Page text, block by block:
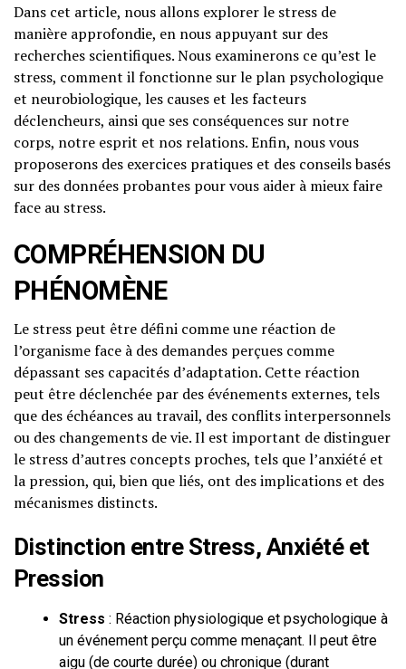
Dans cet article, nous allons explorer le stress de
manière approfondie, en nous appuyant sur des
recherches scientifiques. Nous examinerons ce qu’est le
stress, comment il fonctionne sur le plan psychologique
et neurobiologique, les causes et les facteurs
déclencheurs, ainsi que ses conséquences sur notre
corps, notre esprit et nos relations. Enfin, nous vous
proposerons des exercices pratiques et des conseils basés
sur des données probantes pour vous aider à mieux faire
face au stress.
COMPRÉHENSION DU
PHÉNOMÈNE
Le stress peut être défini comme une réaction de
l’organisme face à des demandes perçues comme
dépassant ses capacités d’adaptation. Cette réaction
peut être déclenchée par des événements externes, tels
que des échéances au travail, des conflits interpersonnels
ou des changements de vie. Il est important de distinguer
le stress d’autres concepts proches, tels que l’anxiété et
la pression, qui, bien que liés, ont des implications et des
mécanismes distincts.
Distinction entre Stress, Anxiété et
Pression
Stress : Réaction physiologique et psychologique à
un événement perçu comme menaçant. Il peut être
aigu (de courte durée) ou chronique (durant